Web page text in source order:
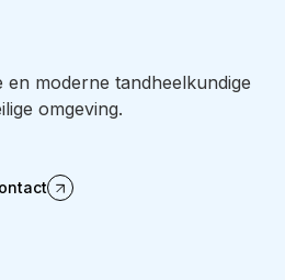
en moderne tandheelkundige
omgeving.